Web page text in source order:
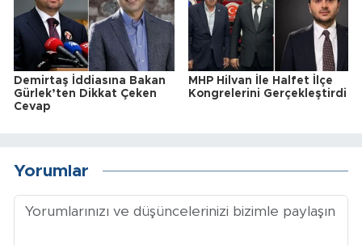
Demirtaş İddiasına Bakan
Gürlek’ten Dikkat Çeken
Cevap
MHP Hilvan İle Halfet İlçe
Kongrelerini Gerçekleştirdi
Yorumlar